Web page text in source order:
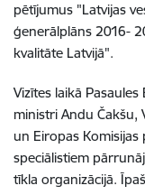
pētījumus "Latvijas
ģenerālplāns 2016-
kvalitāte Latvijā".
Vizītes laikā
ministri Andu Čakšu,
un Eiropas
speciālistiem
tīkla organizācijā.